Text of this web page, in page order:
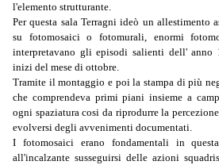
l'elemento strutturante.
Per questa sala Terragni ideò un allestimento
su fotomosaici o fotomurali, enormi
interpretavano gli episodi salienti dell'
inizi del mese di ottobre.
Tramite il montaggio e poi la stampa di più
che comprendeva primi piani insieme a
ogni spaziatura cosi da riprodurre la
evolversi degli avvenimenti documentati.
I fotomosaici erano fondamentali in
all'incalzante susseguirsi delle azioni